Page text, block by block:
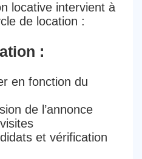
locative intervient à
de location :
:
en fonction du
de l’annonce
visites
et vérification